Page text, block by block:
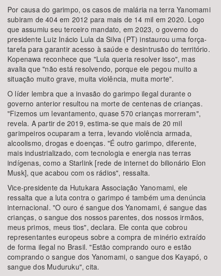
Por causa do garimpo, os casos de malária na terra Yanomami
subiram de 404 em 2012 para mais de 14 mil em 2020. Logo
que assumiu seu terceiro mandato, em 2023, o governo do
presidente Luiz Inácio Lula da Silva (PT) instaurou uma força-
tarefa para garantir acesso à saúde e desintrusão do território.
Kopenawa reconhece que "Lula queria resolver isso", mas
avalia que "não está resolvendo, porque ele pegou muito a
situação muito grave, muita violência, muita morte".
O líder lembra que a invasão do garimpo ilegal durante o
governo anterior resultou na morte de centenas de crianças.
"Fizemos um levantamento, quase 570 crianças morreram",
revela. A partir de 2019, estima-se que mais de 20 mil
garimpeiros ocuparam a terra, levando violência armada,
alcoolismo, drogas e doenças. "É outro garimpo, diferente,
mais industrializado, com tecnologia e energia nas terras
indígenas, como a Starlink [rede de internet do bilionário Elon
Musk], que acabou com os rádios", ressalta.
Vice-presidente da Hutukara Associação Yanomami, ele
ressalta que a luta contra o garimpo é também uma denúncia
internacional. "O ouro é sangue dos Yanomami, é sangue das
crianças, o sangue dos nossos parentes, dos nossos irmãos,
meus primos, meus tios", declara. Ele conta que cobrou
representantes europeus sobre a compra de minério extraído
de forma ilegal no Brasil. "Estão comprando ouro e estão
comprando o sangue dos Yanomami, o sangue dos Kayapó, o
sangue dos Muduruku", cita.